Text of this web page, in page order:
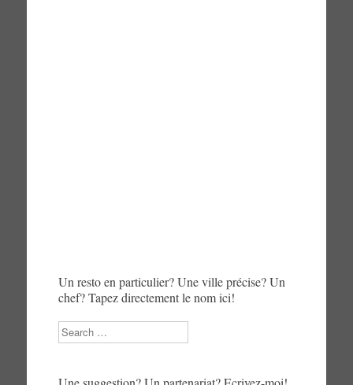
Un resto en particulier? Une ville précise? Un
chef? Tapez directement le nom ici!
Search